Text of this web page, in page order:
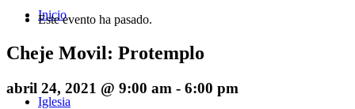
Inicio
Iglesia
Este evento ha pasado.
Cheje Movil: Protemplo
abril 24, 2021 @ 9:00 am - 6:00 pm